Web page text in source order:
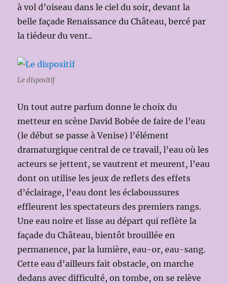
à vol d’oiseau dans le ciel du soir, devant la
belle façade Renaissance du Château, bercé par
la tiédeur du vent..
Le dispositif
Un tout autre parfum donne le choix du
metteur en scène David Bobée de faire de l’eau
(le début se passe à Venise) l’élément
dramaturgique central de ce travail, l’eau où les
acteurs se jettent, se vautrent et meurent, l’eau
dont on utilise les jeux de reflets des effets
d’éclairage, l’eau dont les éclaboussures
effleurent les spectateurs des premiers rangs.
Une eau noire et lisse au départ qui reflète la
façade du Château, bientôt brouillée en
permanence, par la lumière, eau-or, eau-sang.
Cette eau d’ailleurs fait obstacle, on marche
dedans avec difficulté, on tombe, on se relève